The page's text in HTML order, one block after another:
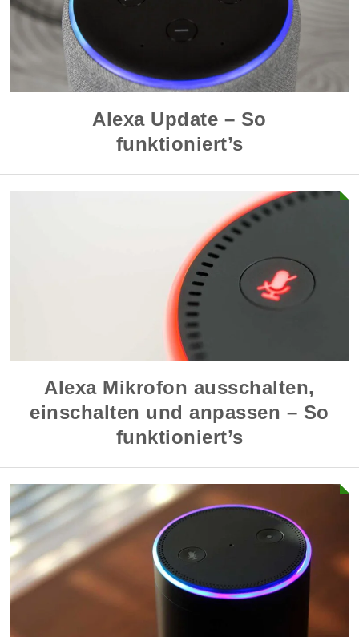
Alexa Update – So
funktioniert’s
Alexa Mikrofon ausschalten,
einschalten und anpassen – So
funktioniert’s